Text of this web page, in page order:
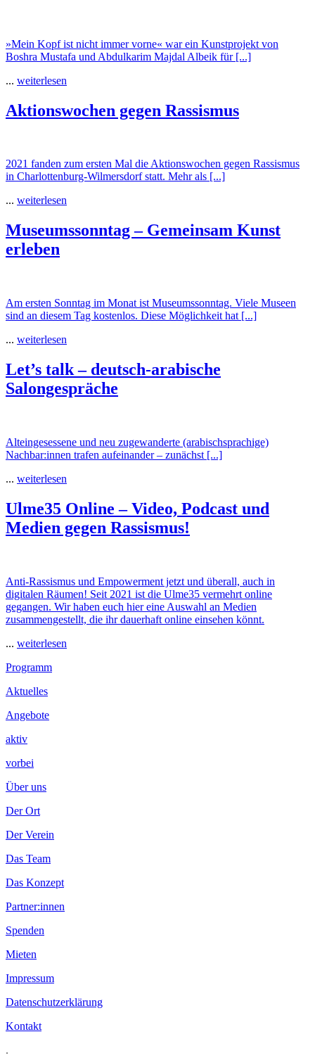
»Mein Kopf ist nicht immer vorne« war ein Kunstprojekt von
Boshra Mustafa und Abdulkarim Majdal Albeik für [...]
... weiterlesen
Aktionswochen gegen Rassismus
2021 fanden zum ersten Mal die Aktionswochen gegen Rassismus
in Charlottenburg-Wilmersdorf statt. Mehr als [...]
... weiterlesen
Museumssonntag – Gemeinsam Kunst
erleben
Am ersten Sonntag im Monat ist Museumssonntag. Viele Museen
sind an diesem Tag kostenlos. Diese Möglichkeit hat [...]
... weiterlesen
Let’s talk – deutsch-arabische
Salongespräche
Alteingesessene und neu zugewanderte (arabischsprachige)
Nachbar:innen trafen aufeinander – zunächst [...]
... weiterlesen
Ulme35 Online – Video, Podcast und
Medien gegen Rassismus!
Anti-Rassismus und Empowerment jetzt und überall, auch in
digitalen Räumen! Seit 2021 ist die Ulme35 vermehrt online
gegangen. Wir haben euch hier eine Auswahl an Medien
zusammengestellt, die ihr dauerhaft online einsehen könnt.
... weiterlesen
Footer
Inhalt
Programm
Aktuelles
Angebote
aktiv
vorbei
Über uns
Der Ort
Der Verein
Das Team
Das Konzept
Partner:innen
Spenden
Mieten
Impressum
Datenschutzerklärung
Kontakt
.